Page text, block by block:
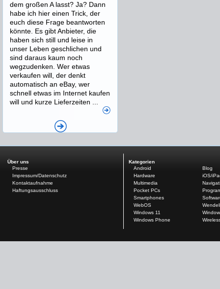
dem großen A lasst? Ja? Dann
habe ich hier einen Trick, der
euch diese Frage beantworten
könnte. Es gibt Anbieter, die
haben sich still und leise in
unser Leben geschlichen und
sind daraus kaum noch
wegzudenken. Wer etwas
verkaufen will, der denkt
automatisch an eBay, wer
schnell etwas im Internet kaufen
will und kurze Lieferzeiten ...
Über uns
Presse
Impressum/Datenschutz
Kontaktaufnahme
Haftungsausschluss
Kategorien
Android
Blog
Hardware
iOS/
Multimedia
Pocket PCs
Smartphones
WebOS
Windows 11
Windows Phone